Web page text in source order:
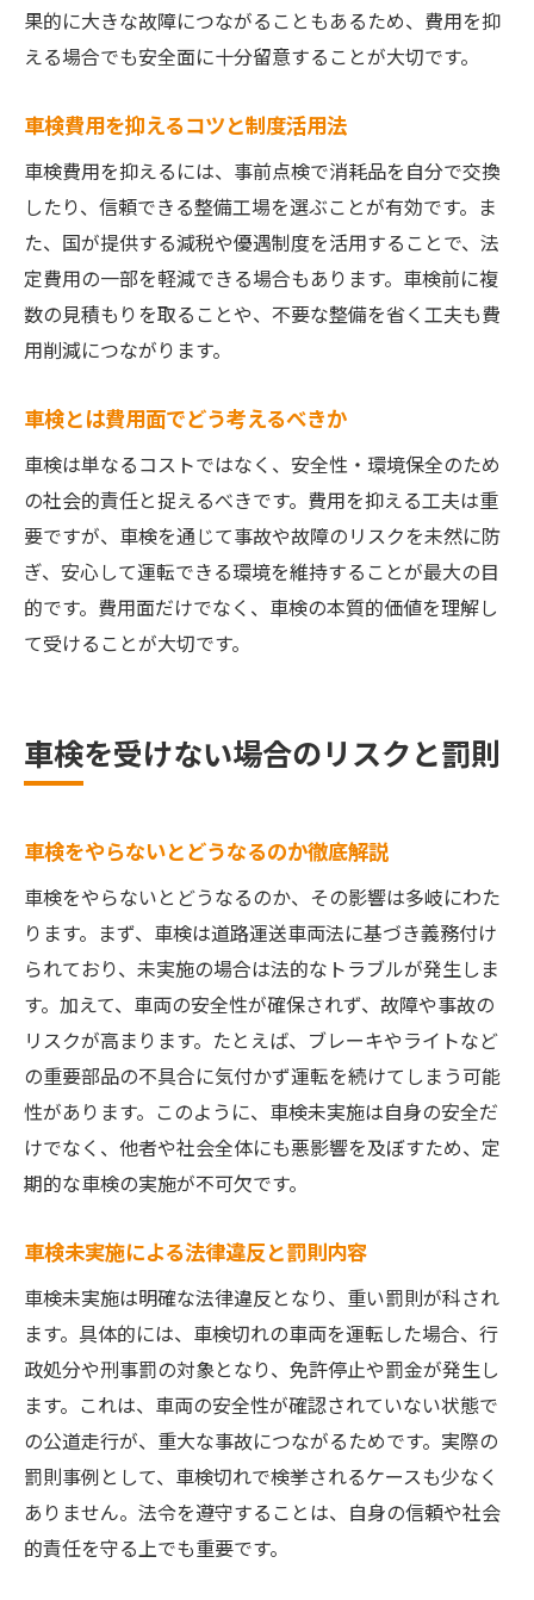
果的に大きな故障につながることもあるため、費用を抑
える場合でも安全面に十分留意することが大切です。
車検費用を抑えるコツと制度活用法
車検費用を抑えるには、事前点検で消耗品を自分で交換
したり、信頼できる整備工場を選ぶことが有効です。ま
た、国が提供する減税や優遇制度を活用することで、法
定費用の一部を軽減できる場合もあります。車検前に複
数の見積もりを取ることや、不要な整備を省く工夫も費
用削減につながります。
車検とは費用面でどう考えるべきか
車検は単なるコストではなく、安全性・環境保全のため
の社会的責任と捉えるべきです。費用を抑える工夫は重
要ですが、車検を通じて事故や故障のリスクを未然に防
ぎ、安心して運転できる環境を維持することが最大の目
的です。費用面だけでなく、車検の本質的価値を理解し
て受けることが大切です。
車検を受けない場合のリスクと罰則
車検をやらないとどうなるのか徹底解説
車検をやらないとどうなるのか、その影響は多岐にわた
ります。まず、車検は道路運送車両法に基づき義務付け
られており、未実施の場合は法的なトラブルが発生しま
す。加えて、車両の安全性が確保されず、故障や事故の
リスクが高まります。たとえば、ブレーキやライトなど
の重要部品の不具合に気付かず運転を続けてしまう可能
性があります。このように、車検未実施は自身の安全だ
けでなく、他者や社会全体にも悪影響を及ぼすため、定
期的な車検の実施が不可欠です。
車検未実施による法律違反と罰則内容
車検未実施は明確な法律違反となり、重い罰則が科され
ます。具体的には、車検切れの車両を運転した場合、行
政処分や刑事罰の対象となり、免許停止や罰金が発生し
ます。これは、車両の安全性が確認されていない状態で
の公道走行が、重大な事故につながるためです。実際の
罰則事例として、車検切れで検挙されるケースも少なく
ありません。法令を遵守することは、自身の信頼や社会
的責任を守る上でも重要です。